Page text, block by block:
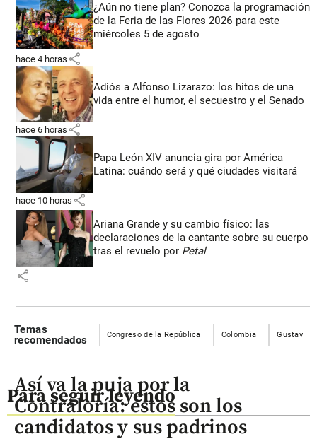
¿Aún no tiene plan? Conozca la programación
de la Feria de las Flores 2026 para este
miércoles 5 de agosto
hace 4 horas share
Adiós a Alfonso Lizarazo: los hitos de una
vida entre el humor, el secuestro y el Senado
hace 6 horas share
Papa León XIV anuncia gira por América
Latina: cuándo será y qué ciudades visitará
hace 10 horas share
Ariana Grande y su cambio físico: las
declaraciones de la cantante sobre su cuerpo
tras el revuelo por Petal
share
Temas
recomendados
Congreso de la República Colombia Gustavo
Para seguir leyendo
Así va la puja por la
Contraloría: estos son los
candidatos y sus padrinos